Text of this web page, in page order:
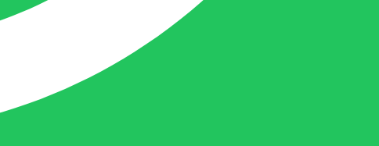
webwinkel www.belofe.com en social
media t.b.v. BELOFE-verpakkingen.
Ben van Deurzen: